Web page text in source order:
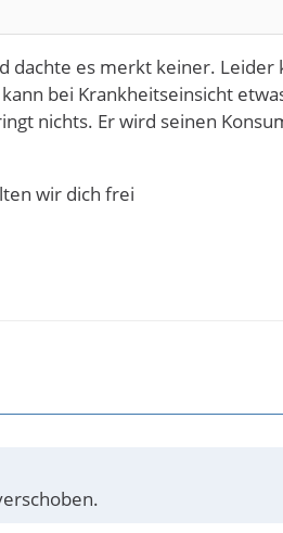
dachte es merkt keiner. Leider
bei Krankheitseinsicht
nichts. Er wird seinen
wir dich frei